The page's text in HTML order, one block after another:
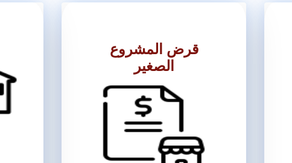
قرض المشروع
الصغير
المتطلبات
● كفيل واحد اذا كان القرض اقل من